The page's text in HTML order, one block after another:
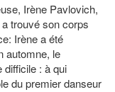
Irène Pavlovich,
trouvé son corps
Irène a été
automne, le
difficile : à qui
du premier danseur